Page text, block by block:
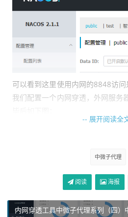
可以看到这里使用内网的8848访
我们配置一个内网穿透，外网服务
-- 展开阅读全
中微子代理
阅读 海报
内网穿透工具中微子代理系列（四